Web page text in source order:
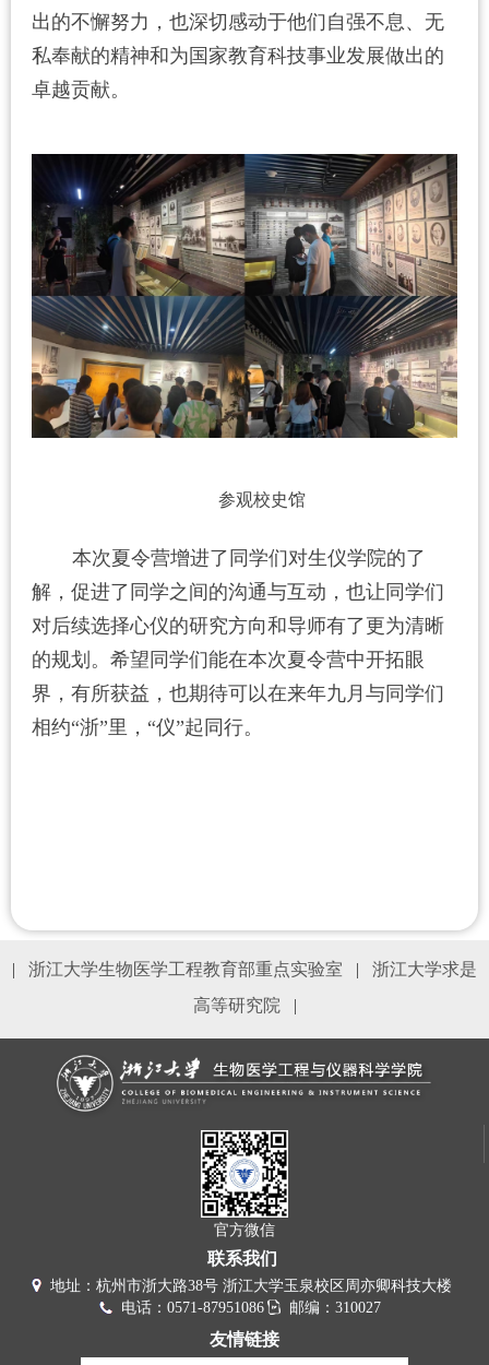
出的不懈努力，也深切感动于他们自强不息、无
私奉献的精神和为国家教育科技事业发展做出的
卓越贡献。
参观校史馆
本次夏令营增进了同学们对生仪学院的了
解，促进了同学之间的沟通与互动，也让同学们
对后续选择心仪的研究方向和导师有了更为清晰
的规划。希望同学们能在本次夏令营中开拓眼
界，有所获益，也期待可以在来年九月与同学们
相约“浙”里，“仪”起同行。
| 浙江大学生物医学工程教育部重点实验室 |
浙江大学求是
高等研究院
|
官方微信
联系我们
地址：杭州市浙大路38号 浙江大学玉泉校区周亦卿科技大楼
电话：0571-87951086
邮编：310027
友情链接